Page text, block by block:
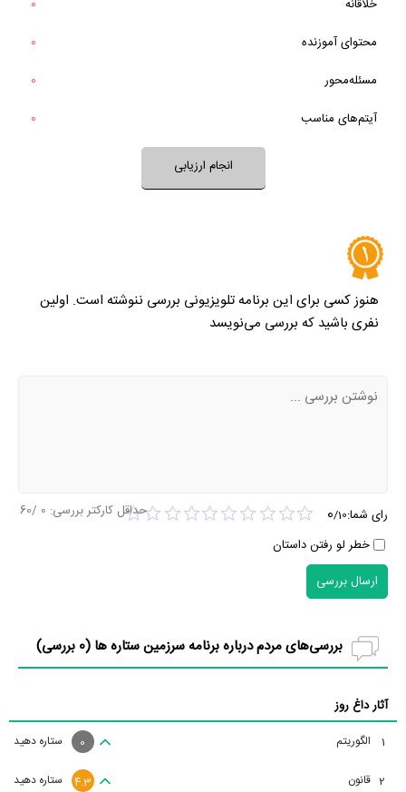
بله
خیر
خلاقانه
0
محتوای آموزنده
0
مسئله‌محور
0
آیتم‌های مناسب
0
انجام ارزیابی
هنوز کسی برای این برنامه تلویزیونی بررسی ننوشته است. اولین
نفری باشید که بررسی می‌نویسد
رای شما: 0/10
خطر لو رفتن داستان
حداقل کارکتر بررسی: 0
/60
ارسال بررسی
بررسی‌های مردم درباره برنامه سرزمین ستاره ها (0 بررسی)
آثار داغ روز
1 الگوریتم ستاره دهید 0
2 قانون ستاره دهید 4.3